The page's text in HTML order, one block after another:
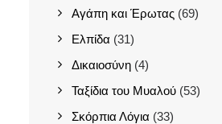
Αγάπη και Έρωτας (69)
Ελπίδα (31)
Δικαιοσύνη (4)
Ταξίδια του Μυαλού (53)
Σκόρπια Λόγια (33)